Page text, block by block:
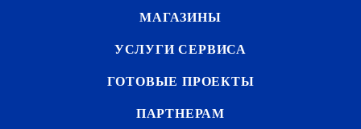
МАГАЗИНЫ
УСЛУГИ СЕРВИСА
ГОТОВЫЕ ПРОЕКТЫ
ПАРТНЕРАМ